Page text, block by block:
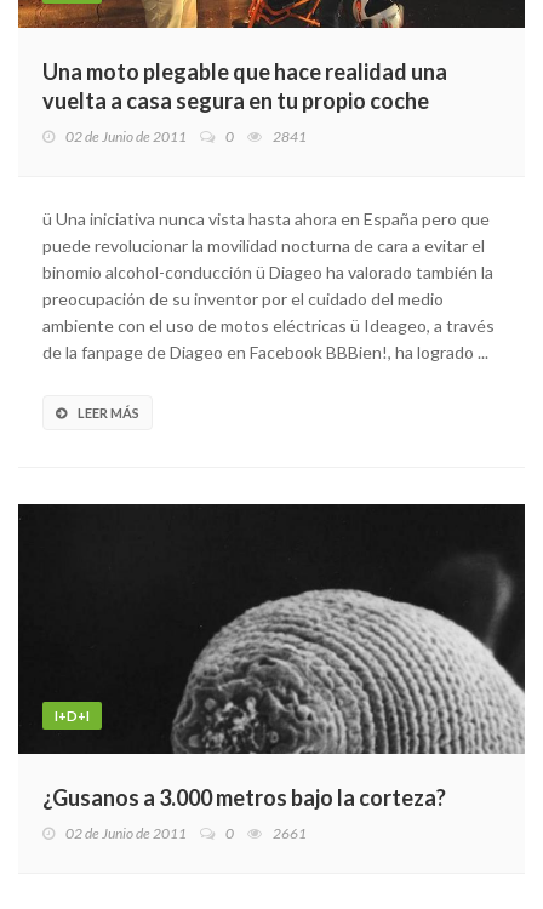
Una moto plegable que hace realidad una
vuelta a casa segura en tu propio coche
02 de Junio de 2011 0 2841
ü Una iniciativa nunca vista hasta ahora en España pero que
puede revolucionar la movilidad nocturna de cara a evitar el
binomio alcohol-conducción ü Diageo ha valorado también la
preocupación de su inventor por el cuidado del medio
ambiente con el uso de motos eléctricas ü Ideageo, a través
de la fanpage de Diageo en Facebook BBBien!, ha logrado ...
LEER MÁS
I+D+I
¿Gusanos a 3.000 metros bajo la corteza?
02 de Junio de 2011 0 2661